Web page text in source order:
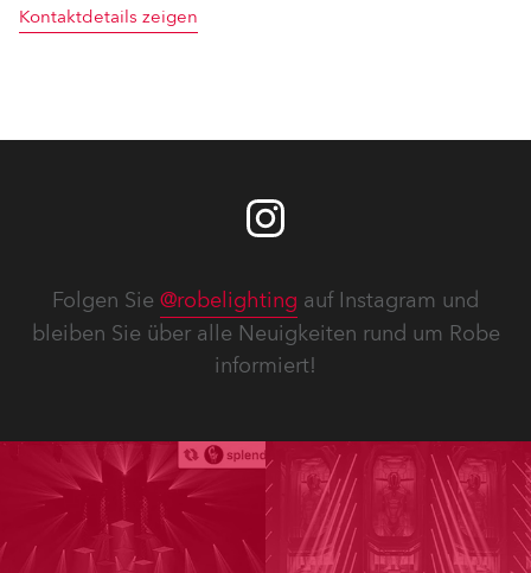
Kontaktdetails zeigen
Folgen Sie @robelighting auf Instagram und
bleiben Sie über alle Neuigkeiten rund um Robe
informiert!